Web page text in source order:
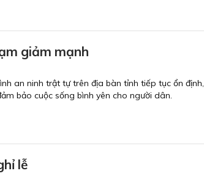
giảm mạnh
an ninh trật tự trên địa bàn tỉnh tiếp tục ổn định,
bảo cuộc sống bình yên cho người dân.
lễ